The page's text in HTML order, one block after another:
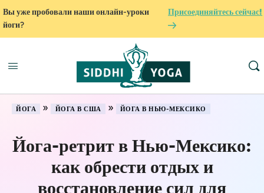
Вы уже пробовали наши онлайн-уроки
йоги?
Присоединяйтесь сейчас!
ЙОГА » ЙОГА В США » ЙОГА В НЬЮ-МЕКСИКО
Йога-ретрит в Нью-Мексико:
как обрести отдых и
восстановление сил для